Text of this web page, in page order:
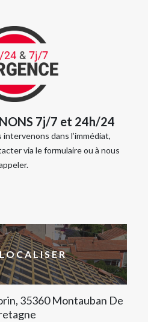
7j/7 et 24h/24
intervenons dans l’immédiat,
via le formulaire ou à nous
35360 Montauban De